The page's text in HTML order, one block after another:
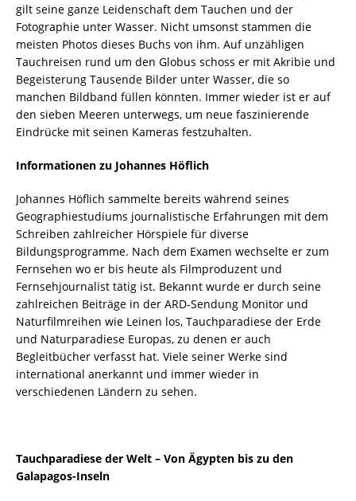
gilt seine ganze Leidenschaft dem Tauchen und der
Fotographie unter Wasser. Nicht umsonst stammen die
meisten Photos dieses Buchs von ihm. Auf unzähligen
Tauchreisen rund um den Globus schoss er mit Akribie und
Begeisterung Tausende Bilder unter Wasser, die so
manchen Bildband füllen könnten. Immer wieder ist er auf
den sieben Meeren unterwegs, um neue faszinierende
Eindrücke mit seinen Kameras festzuhalten.
Informationen zu Johannes Höflich
Johannes Höflich sammelte bereits während seines
Geographiestudiums journalistische Erfahrungen mit dem
Schreiben zahlreicher Hörspiele für diverse
Bildungsprogramme. Nach dem Examen wechselte er zum
Fernsehen wo er bis heute als Filmproduzent und
Fernsehjournalist tätig ist. Bekannt wurde er durch seine
zahlreichen Beiträge in der ARD-Sendung Monitor und
Naturfilmreihen wie Leinen los, Tauchparadiese der Erde
und Naturparadiese Europas, zu denen er auch
Begleitbücher verfasst hat. Viele seiner Werke sind
international anerkannt und immer wieder in
verschiedenen Ländern zu sehen.
Tauchparadiese der Welt – Von Ägypten bis zu den
Galapagos-Inseln